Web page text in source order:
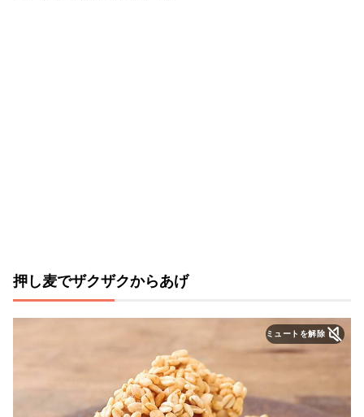
押し麦でザクザクからあげ
ミュートを解除